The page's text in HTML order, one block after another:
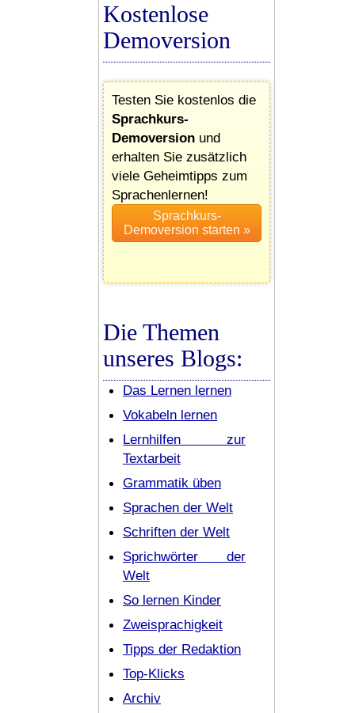
Kostenlose
Demoversion
Testen Sie kostenlos die
Sprachkurs-
Demoversion und
erhalten Sie zusätzlich
viele Geheimtipps zum
Sprachenlernen!
Die Themen
unseres Blogs:
Das Lernen lernen
Vokabeln lernen
Lernhilfen zur
Textarbeit
Grammatik üben
Sprachen der Welt
Schriften der Welt
Sprichwörter der
Welt
So lernen Kinder
Zweisprachigkeit
Tipps der Redaktion
Top-Klicks
Archiv